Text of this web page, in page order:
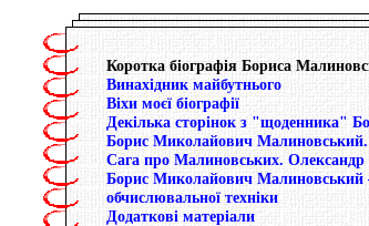
Коротка біографія Бориса
Винахідник майбутнього
Віхи моєї біографії
Декілька сторінок з "щоденника"
Борис Миколайович
Сага про Малиновських. Олександр
Борис Миколайович Малиновський
обчислювальної техніки
Додаткові матеріали